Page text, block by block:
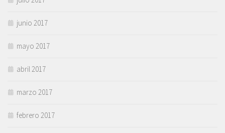
junio 2017
mayo 2017
abril 2017
marzo 2017
febrero 2017